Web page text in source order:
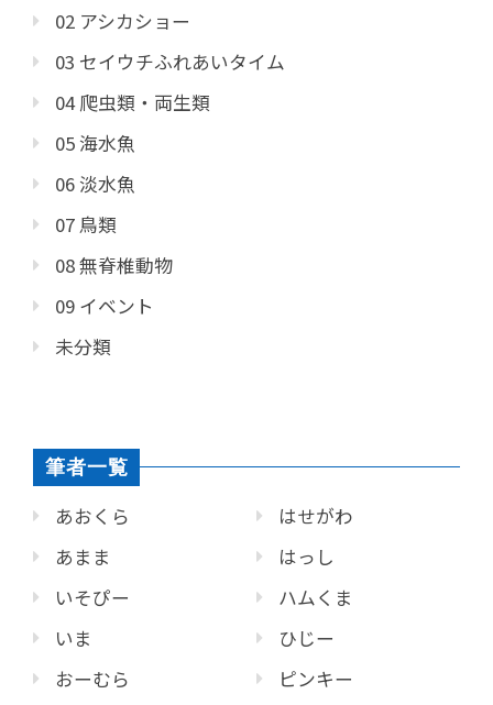
02 アシカショー
03 セイウチふれあいタイム
04 爬虫類・両生類
05 海水魚
06 淡水魚
07 鳥類
08 無脊椎動物
09 イベント
未分類
筆者一覧
あおくら
あまま
いそぴー
いま
おーむら
はせがわ
はっし
ハムくま
ひじー
ピンキー